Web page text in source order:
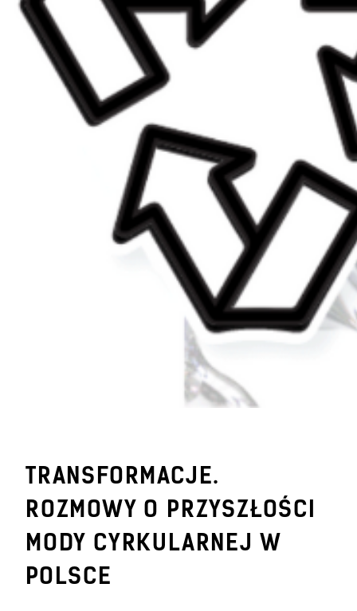
TRANSFORMACJE.
ROZMOWY O PRZYSZŁOŚCI
MODY CYRKULARNEJ W
POLSCE